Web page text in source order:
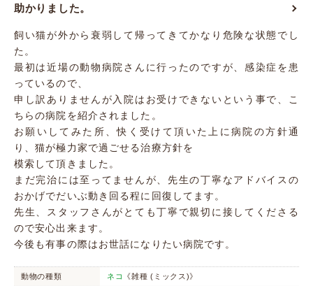
助かりました。
飼い猫が外から衰弱して帰ってきてかなり危険な状態でし
た。
最初は近場の動物病院さんに行ったのですが、感染症を患
っているので、
申し訳ありませんが入院はお受けできないという事で、こ
ちらの病院を紹介されました。
お願いしてみた所、快く受けて頂いた上に病院の方針通
り、猫が極力家で過ごせる治療方針を
模索して頂きました。
まだ完治には至ってませんが、先生の丁寧なアドバイスの
おかげでだいぶ動き回る程に回復してます。
先生、スタッフさんがとても丁寧で親切に接してくださる
ので安心出来ます。
今後も有事の際はお世話になりたい病院です。
動物の種類 ネコ 《雑種 (ミックス)》